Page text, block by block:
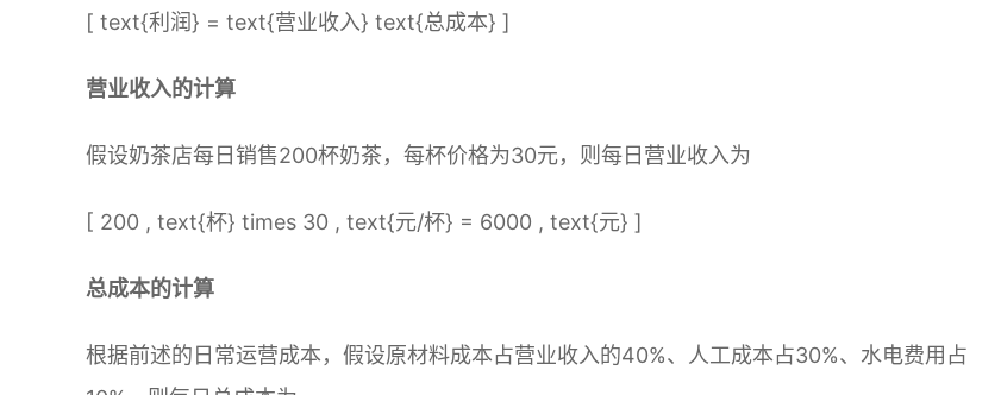
[ text{利润} = text{营业收入} text{总成本} ]
营业收入的计算
假设奶茶店每日销售200杯奶茶，每杯价格为30元，则每日营业收入为
[ 200 , text{杯} times 30 , text{元/杯} = 6000 , text{元} ]
总成本的计算
根据前述的日常运营成本，假设原材料成本占营业收入的40%、人工成本占30%、水电费用占